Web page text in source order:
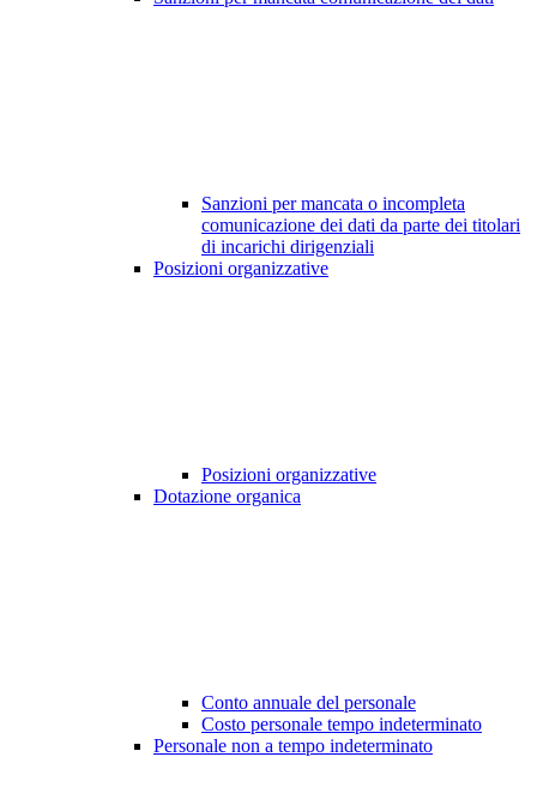
Sanzioni per mancata o incompleta
comunicazione dei dati da parte dei titolari
di incarichi dirigenziali
Posizioni organizzative
Posizioni organizzative
Dotazione organica
Conto annuale del personale
Costo personale tempo indeterminato
Personale non a tempo indeterminato